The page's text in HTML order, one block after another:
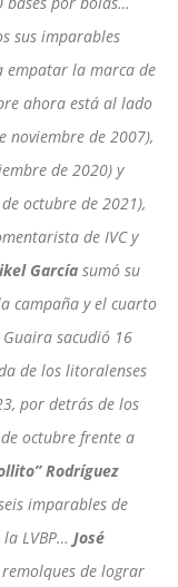
sus imparables
empatar la marca de
ahora está al lado
noviembre de 2007),
de 2020) y
octubre de 2021),
de IVC y
García sumó su
campaña y el cuarto
sacudió 16
de los litoralenses
por detrás de los
octubre frente a
Rodríguez
imparables de
LVBP… José
de lograr